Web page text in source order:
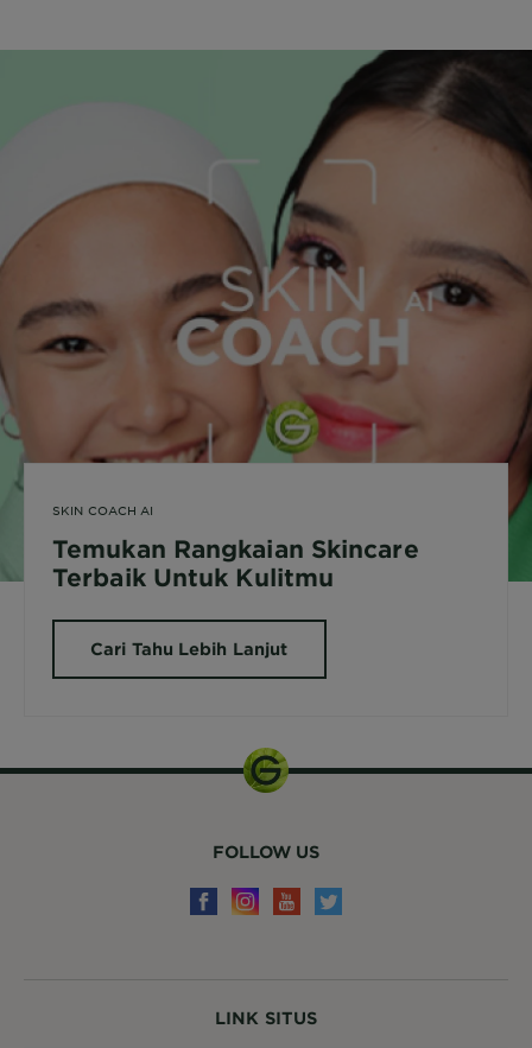
SKIN COACH AI
Temukan Rangkaian Skincare
Terbaik Untuk Kulitmu
Cari Tahu Lebih Lanjut
LINK SITUS
FOLLOW US